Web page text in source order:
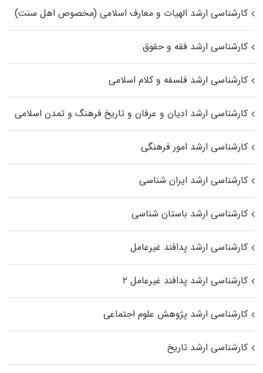
کارشناسی ارشد الهیات و معارف اسلامی (مخصوص اهل سنت)
کارشناسی ارشد فقه و حقوق
کارشناسی ارشد فلسفه و کلام اسلامی
کارشناسی ارشد ادیان و عرفان و تاریخ فرهنگ و تمدن اسلامی
کارشناسی ارشد امور فرهنگی
کارشناسی ارشد ایران شناسی
کارشناسی ارشد باستان شناسی
کارشناسی ارشد پدافند غیرعامل
کارشناسی ارشد پدافند غیرعامل ۲
کارشناسی ارشد پژوهش علوم اجتماعی
کارشناسی ارشد تاریخ